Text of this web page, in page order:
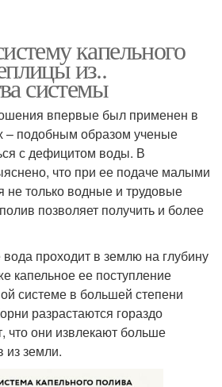
капельного
из..
системы
впервые был применен в
– подобным образом ученые
с дефицитом воды. В
что при ее подаче малыми
не только водные и трудовые
позволяет получить и более
проходит в землю на глубину
капельное ее поступление
системе в большей степени
разрастаются гораздо
что они извлекают больше
из земли.